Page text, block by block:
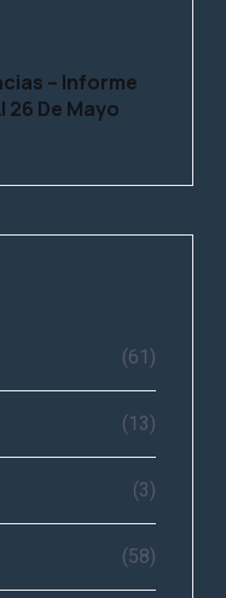
– Informe
De Mayo
(61)
(13)
(3)
(58)